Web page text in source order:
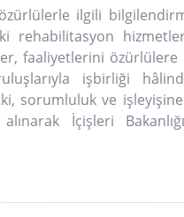
ilgili
rehabilitasyon
faaliyetlerini özürlülere
işbirliği
sorumluluk ve
İçişleri